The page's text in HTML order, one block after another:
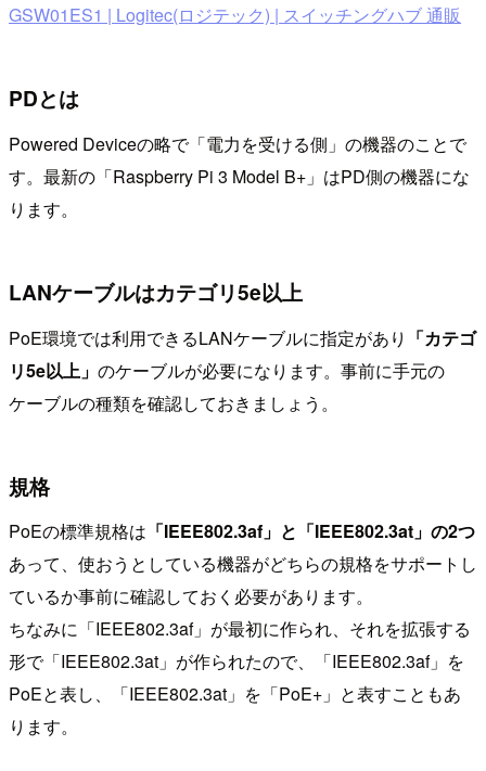
GSW01ES1 | Logitec(ロジテック) | スイッチングハブ 通販
PDとは
Powered Deviceの略で「電力を受ける側」の機器のことで
す。最新の「Raspberry Pi 3 Model B+」はPD側の機器にな
ります。
LANケーブルはカテゴリ5e以上
PoE環境では利用できるLANケーブルに指定があり 「カテゴ
リ5e以上」 のケーブルが必要になります。事前に手元の
ケーブルの種類を確認しておきましょう。
規格
PoEの標準規格は 「IEEE802.3af」と「IEEE802.3at」の2つ
あって、使おうとしている機器がどちらの規格をサポートし
ているか事前に確認しておく必要があります。
ちなみに「IEEE802.3af」が最初に作られ、それを拡張する
形で「IEEE802.3at」が作られたので、「IEEE802.3af」を
PoEと表し、「IEEE802.3at」を「PoE+」と表すこともあ
ります。